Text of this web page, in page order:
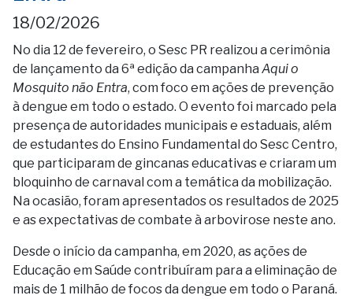
18/02/2026
No dia 12 de fevereiro, o Sesc PR realizou a cerimônia
de lançamento da 6ª edição da campanha Aqui o
Mosquito não Entra, com foco em ações de prevenção
à dengue em todo o estado. O evento foi marcado pela
presença de autoridades municipais e estaduais, além
de estudantes do Ensino Fundamental do Sesc Centro,
que participaram de gincanas educativas e criaram um
bloquinho de carnaval com a temática da mobilização.
Na ocasião, foram apresentados os resultados de 2025
e as expectativas de combate à arbovirose neste ano.
Desde o início da campanha, em 2020, as ações de
Educação em Saúde contribuíram para a eliminação de
mais de 1 milhão de focos da dengue em todo o Paraná.